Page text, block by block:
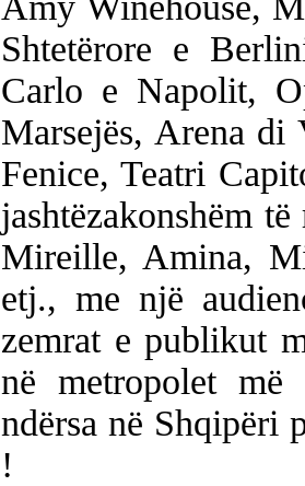
Shtetërore e
Carlo e Napolit,
Marsejës, Arena di
Fenice, Teatri
jashtëzakonshëm
Mireille, Amina,
etj., me një
zemrat e publikut
në metropolet më
ndërsa në Shqipëri
!